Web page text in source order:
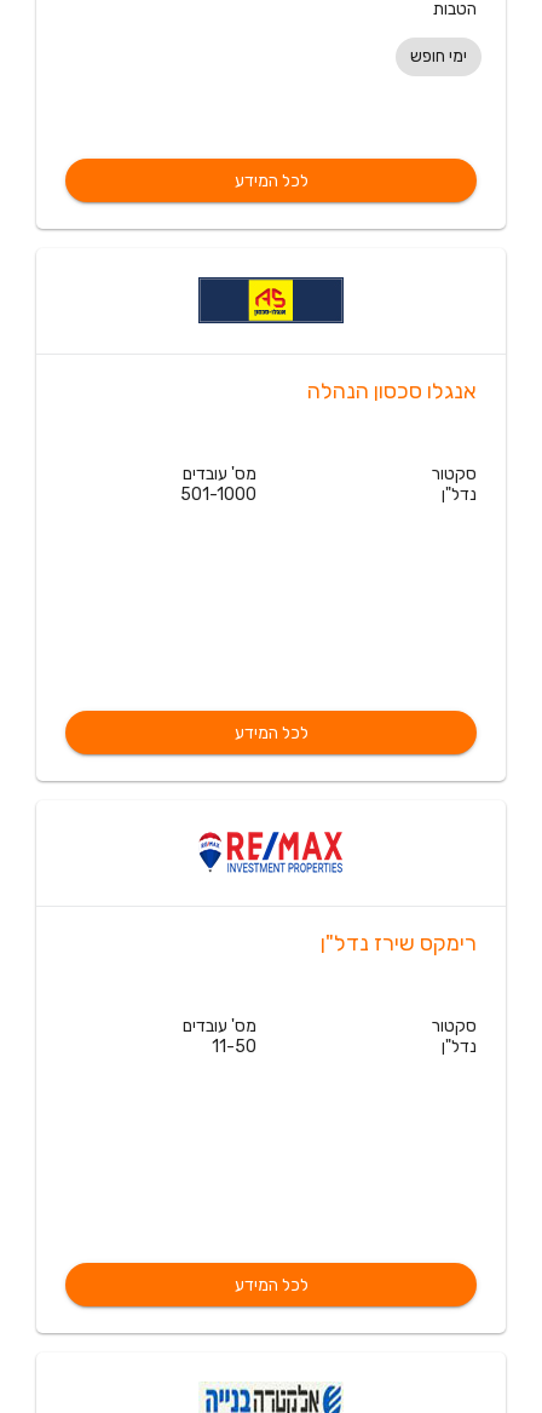
הטבות
ימי חופש
לכל המידע
אנגלו סכסון הנהלה
סקטור
נדל"ן
מס' עובדים
501-1000
לכל המידע
רימקס שירז נדל"ן
סקטור
נדל"ן
מס' עובדים
11-50
לכל המידע